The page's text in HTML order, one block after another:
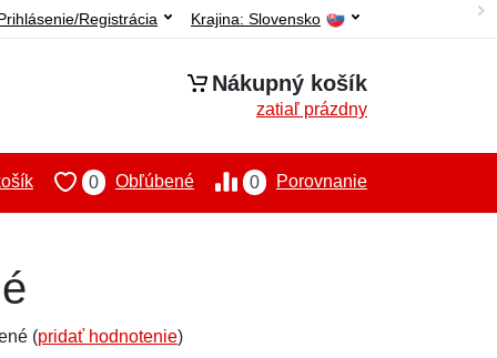
Krajina: Slovensko
Registrácia
Nákupný košík
zatiaľ prázdny
0 Porovnanie
0 Obľúbené
(pridať hodnotenie)